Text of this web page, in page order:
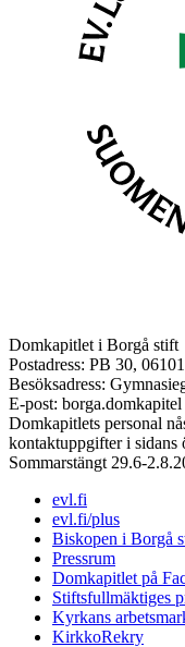
Domkapitlet i Borgå stift
Postadress: PB 30,
Besöksadress:
E-post:
Domkapitlets personal
kontaktuppgifter i sidans
Sommarstängt 29.6-
evl.fi
evl.fi/plus
Biskopen i Borgå
Pressrum
Domkapitlet på
Stiftsfullmäktiges
Kyrkans
KirkkoRekry